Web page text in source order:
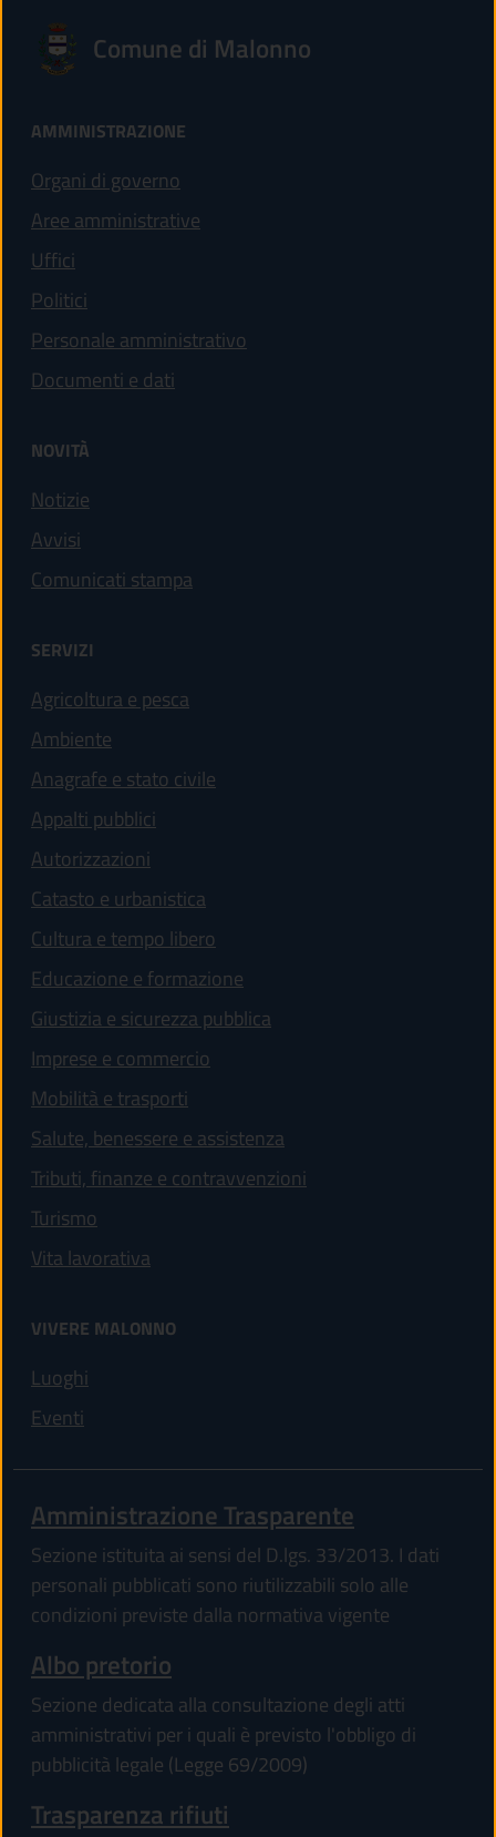
Comune di Malonno
AMMINISTRAZIONE
Organi di governo
Aree amministrative
Uffici
Politici
Personale amministrativo
Documenti e dati
NOVITÀ
Notizie
Avvisi
Comunicati stampa
SERVIZI
Agricoltura e pesca
Ambiente
Anagrafe e stato civile
Appalti pubblici
Autorizzazioni
Catasto e urbanistica
Cultura e tempo libero
Educazione e formazione
Giustizia e sicurezza pubblica
Imprese e commercio
Mobilità e trasporti
Salute, benessere e assistenza
Tributi, finanze e contravvenzioni
Turismo
Vita lavorativa
VIVERE MALONNO
Luoghi
Eventi
Amministrazione Trasparente
Sezione istituita ai sensi del D.lgs. 33/2013. I dati
personali pubblicati sono riutilizzabili solo alle
condizioni previste dalla normativa vigente
Albo pretorio
Sezione dedicata alla consultazione degli atti
amministrativi per i quali è previsto l'obbligo di
pubblicità legale (Legge 69/2009)
Trasparenza rifiuti